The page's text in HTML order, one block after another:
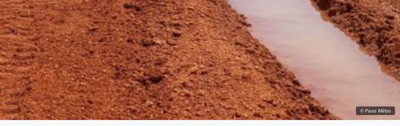
© Faso Mêbo